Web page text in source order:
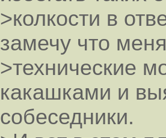
>колкости в
замечу что
>технические
какашками и
собеседники.